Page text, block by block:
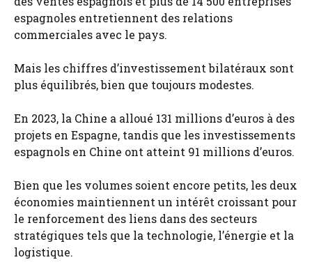
espagnoles entretiennent des relations
commerciales avec le pays.
Mais les chiffres d’investissement bilatéraux sont
plus équilibrés, bien que toujours modestes.
En 2023, la Chine a alloué 131 millions d’euros à des
projets en Espagne, tandis que les investissements
espagnols en Chine ont atteint 91 millions d’euros.
Bien que les volumes soient encore petits, les deux
économies maintiennent un intérêt croissant pour
le renforcement des liens dans des secteurs
stratégiques tels que la technologie, l’énergie et la
logistique.